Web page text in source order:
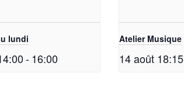
lundi
-16:00
Atelier Musique
14 août 18:15